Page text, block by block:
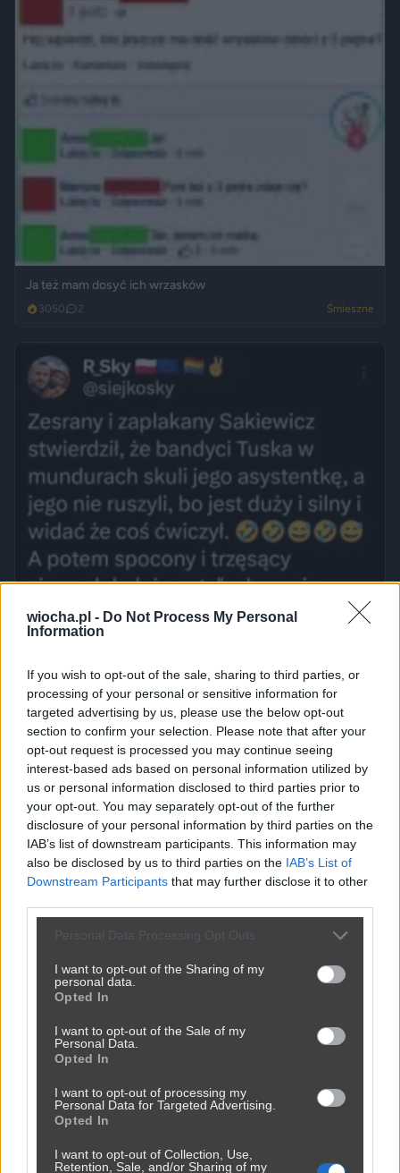
wiocha.pl - Do Not Process My Personal
Information
If you wish to opt-out of the sale, sharing to third parties, or
processing of your personal or sensitive information for
targeted advertising by us, please use the below opt-out
section to confirm your selection. Please note that after your
opt-out request is processed you may continue seeing
interest-based ads based on personal information utilized by
us or personal information disclosed to third parties prior to
your opt-out. You may separately opt-out of the further
disclosure of your personal information by third parties on the
IAB’s list of downstream participants. This information may
also be disclosed by us to third parties on the IAB’s List of
Downstream Participants that may further disclose it to other
Personal Data Processing Opt Outs
I want to opt-out of the Sharing of my
personal data.
Opted In
I want to opt-out of the Sale of my
Personal Data.
Opted In
I want to opt-out of processing my
Personal Data for Targeted Advertising.
Opted In
I want to opt-out of Collection, Use,
Retention, Sale, and/or Sharing of my
Ja też mam dosyć ich wrzasków
3050 2 Śmieszne